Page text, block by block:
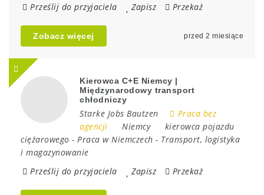
Prześlij do przyjaciela
Zapisz Przekaż
Zobacz więcej przed 2 miesiące
Kierowca C+E Niemcy |
Międzynarodowy transport
chłodniczy
Starke Jobs Bautzen
Praca bez
agencji
Niemcy
kierowca pojazdu
ciężarowego - Praca w Niemczech - Transport, logistyka
i magazynowanie
Prześlij do przyjaciela
Zapisz Przekaż